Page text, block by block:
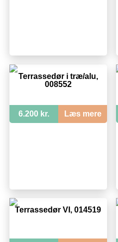
Terrassedør i træ/alu,
008552
6.200 kr. Læs mere
Terrassedør VI, 014519